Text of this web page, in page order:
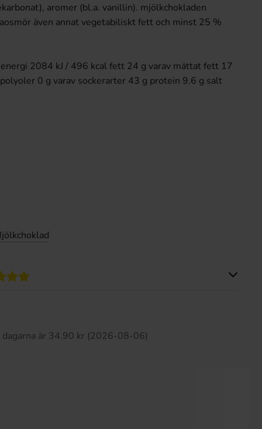
aromer (bl.a. vanillin). mjölkchokladen
även annat vegetabiliskt fett och minst 25 %
2084 kJ / 496 kcal fett 24 g varav mättat fett 17
0 g varav sockerarter 43 g protein 9.6 g salt
är 34.90 kr (2026-08-06)